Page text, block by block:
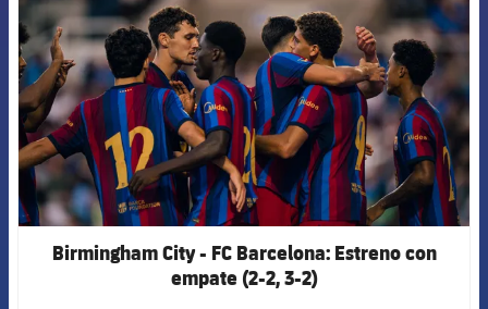
Birmingham City - FC Barcelona: Estreno con
empate (2-2, 3-2)